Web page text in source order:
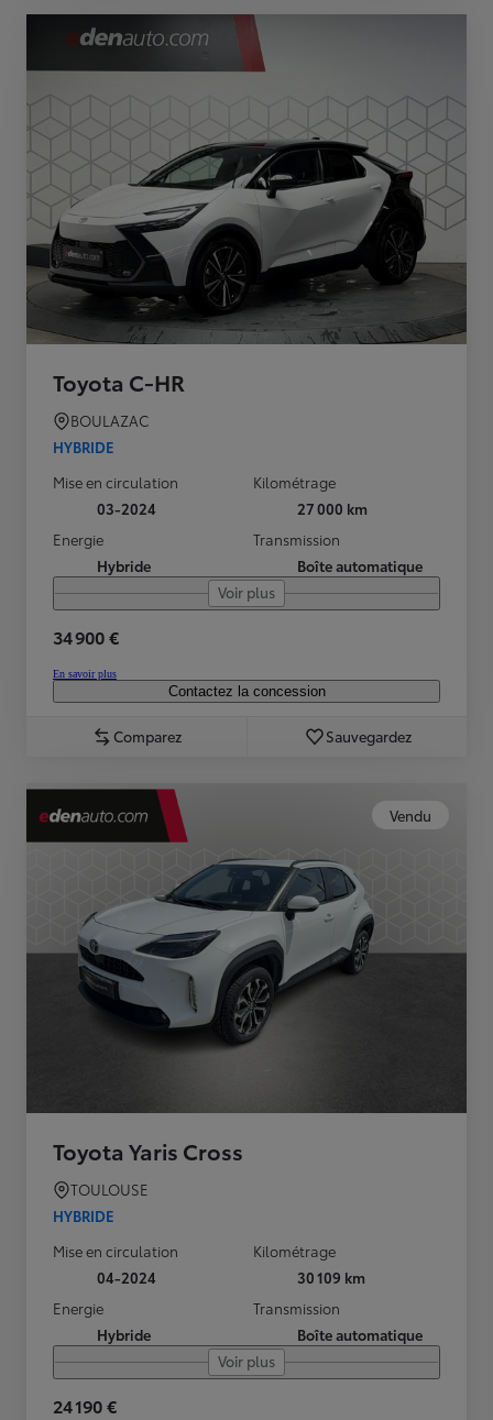
Toyota C-HR
BOULAZAC
HYBRIDE
Mise en circulation
03-2024
Kilométrage
27 000 km
Energie
Hybride
Transmission
Boîte automatique
Voir plus
34 900 €
En savoir plus
Contactez la concession
Comparez Sauvegardez
Vendu
Toyota Yaris Cross
TOULOUSE
HYBRIDE
Mise en circulation
04-2024
Kilométrage
30 109 km
Energie
Hybride
Transmission
Boîte automatique
Voir plus
24 190 €